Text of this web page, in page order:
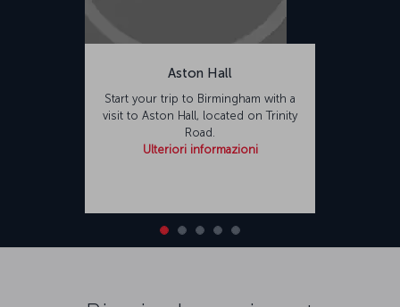
Aston Hall
Start your trip to Birmingham with a
visit to Aston Hall, located on Trinity
Road.
Ulteriori informazioni